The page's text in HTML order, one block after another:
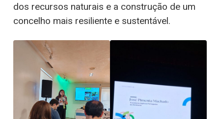
dos recursos naturais e a construção de um
concelho mais resiliente e sustentável.